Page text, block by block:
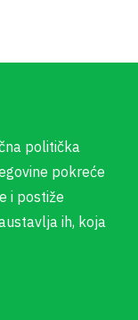
politička
pokreće
i postiže
ih, koja